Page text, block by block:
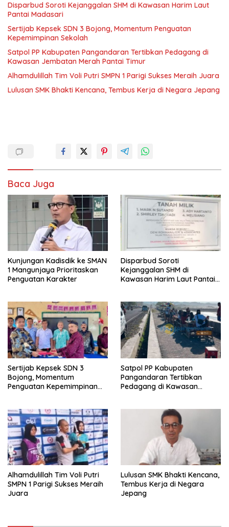
Disparbud Soroti Kejanggalan SHM di Kawasan Harim Laut
Pantai Madasari
Sertijab Kepsek SDN 3 Bojong, Momentum Penguatan
Kepemimpinan Sekolah
Satpol PP Kabupaten Pangandaran Tertibkan Pedagang di
Kawasan Jembatan Merah Pantai Timur
Alhamdulillah Tim Voli Putri SMPN 1 Parigi Sukses Meraih Juara
Lulusan SMK Bhakti Kencana, Tembus Kerja di Negara Jepang
Baca Juga
Kunjungan Kadisdik ke SMAN
1 Mangunjaya Prioritaskan
Penguatan Karakter
Disparbud Soroti
Kejanggalan SHM di
Kawasan Harim Laut Pantai
Sertijab Kepsek SDN 3
Bojong, Momentum
Penguatan Kepemimpinan
Satpol PP Kabupaten
Pangandaran Tertibkan
Pedagang di Kawasan
Alhamdulillah Tim Voli Putri
SMPN 1 Parigi Sukses Meraih
Juara
Lulusan SMK Bhakti Kencana,
Tembus Kerja di Negara
Jepang